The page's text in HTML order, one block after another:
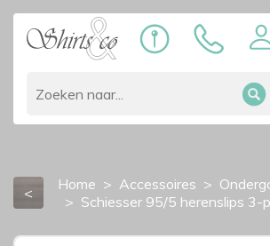
< Home Accessoires
Schiesser 95/5 herenslips